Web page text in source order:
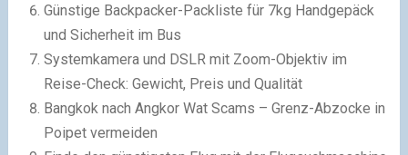
Günstige Backpacker-Packliste für 7kg Handgepäck
und Sicherheit im Bus
Systemkamera und DSLR mit Zoom-Objektiv im
Reise-Check: Gewicht, Preis und Qualität
Bangkok nach Angkor Wat Scams – Grenz-Abzocke in
Poipet vermeiden